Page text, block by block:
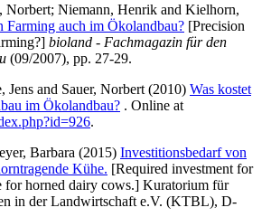
Norbert; Niemann, Henrik and Kielhorn,
Farming auch im Ökolandbau? [Precision
bioland - Fachmagazin für den
(09/2007), pp. 27-29.
Jens and Sauer, Norbert (2010) Was kostet
im Ökolandbau? . Online at
.
Barbara (2015) Investitionsbedarf von
Kühe. [Required investment for
for horned dairy cows.] Kuratorium für
in der Landwirtschaft e.V. (KTBL), D-